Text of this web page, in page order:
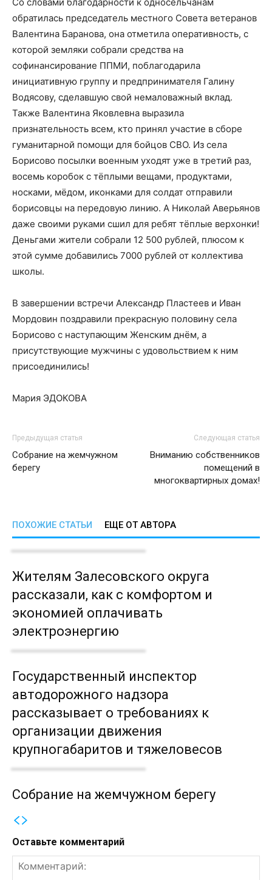
обратилась председатель местного Совета ветеранов
Валентина Баранова, она отметила оперативность, с
которой земляки собрали средства на
софинансирование ППМИ, поблагодарила
инициативную группу и предпринимателя Галину
Водясову, сделавшую свой немаловажный вклад.
Также Валентина Яковлевна выразила
признательность всем, кто принял участие в сборе
гуманитарной помощи для бойцов СВО. Из села
Борисово посылки военным уходят уже в третий раз,
восемь коробок с тёплыми вещами, продуктами,
носками, мёдом, иконками для солдат отправили
борисовцы на передовую линию. А Николай Аверьянов
даже своими руками сшил для ребят тёплые верхонки!
Деньгами жители собрали 12 500 рублей, плюсом к
этой сумме добавились 7000 рублей от коллектива
школы.
В завершении встречи Александр Пластеев и Иван
Мордовин поздравили прекрасную половину села
Борисово с наступающим Женским днём, а
присутствующие мужчины с удовольствием к ним
присоединились!
Мария ЭДОКОВА
Предыдущая статья
Собрание на жемчужном
берегу
Следующая статья
Вниманию собственников
помещений в
многоквартирных домах!
ПОХОЖИЕ СТАТЬИ ЕЩЕ ОТ АВТОРА
Жителям Залесовского округа
рассказали, как с комфортом и
экономией оплачивать
электроэнергию
Государственный инспектор
автодорожного надзора
рассказывает о требованиях к
организации движения
крупногабаритов и тяжеловесов
Собрание на жемчужном берегу
Оставьте комментарий